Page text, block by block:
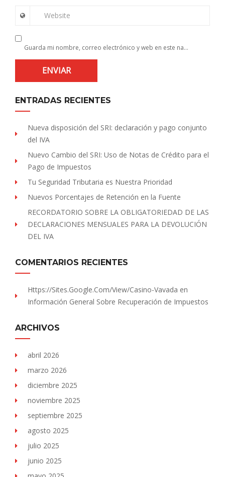
Website
Guarda mi nombre, correo electrónico y web en este navegador para la próxima vez que comente.
ENTRADAS RECIENTES
Nueva disposición del SRI: declaración y pago conjunto
del IVA
Nuevo Cambio del SRI: Uso de Notas de Crédito para el
Pago de Impuestos
Tu Seguridad Tributaria es Nuestra Prioridad
Nuevos Porcentajes de Retención en la Fuente
RECORDATORIO SOBRE LA OBLIGATORIEDAD DE LAS
DECLARACIONES MENSUALES PARA LA DEVOLUCIÓN
DEL IVA
COMENTARIOS RECIENTES
Https://sites.Google.com/view/Casino-Vavada en
Información General Sobre Recuperación de Impuestos
ARCHIVOS
abril 2026
marzo 2026
diciembre 2025
noviembre 2025
septiembre 2025
agosto 2025
julio 2025
junio 2025